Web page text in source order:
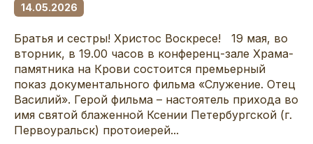
14.05.2026
Братья и сестры! Христос Воскресе! 19 мая, во
вторник, в 19.00 часов в конференц-зале Храма-
памятника на Крови состоится премьерный
показ документального фильма «Служение. Отец
Василий». Герой фильма – настоятель прихода во
имя святой блаженной Ксении Петербургской (г.
Первоуральск) протоиерей...